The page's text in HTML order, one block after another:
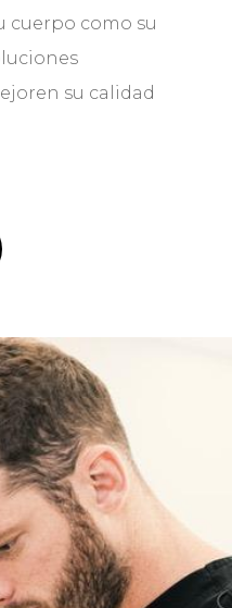
cuerpo como su
su calidad